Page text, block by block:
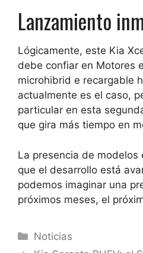
Lanzamiento
Lógicamente, este Kia
debe confiar en Motores
microhibrid e recargable
actualmente es el caso,
particular en esta
que gira más tiempo en
La presencia de modelos
que el desarrollo está
podemos imaginar una
próximos meses, el
Categorías
Noticias